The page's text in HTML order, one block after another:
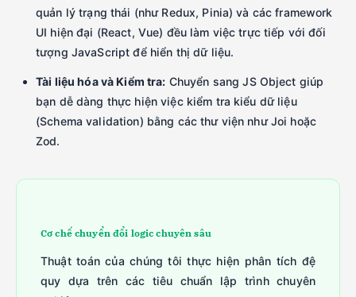
quản lý trạng thái (như Redux, Pinia) và các framework
UI hiện đại (React, Vue) đều làm việc trực tiếp với đối
tượng JavaScript để hiển thị dữ liệu.
Tài liệu hóa và Kiểm tra: Chuyển sang JS Object giúp
bạn dễ dàng thực hiện việc kiểm tra kiểu dữ liệu
(Schema validation) bằng các thư viện như Joi hoặc
Zod.
Cơ chế chuyển đổi logic chuyên sâu
Thuật toán của chúng tôi thực hiện phân tích đệ
quy dựa trên các tiêu chuẩn lập trình chuyên